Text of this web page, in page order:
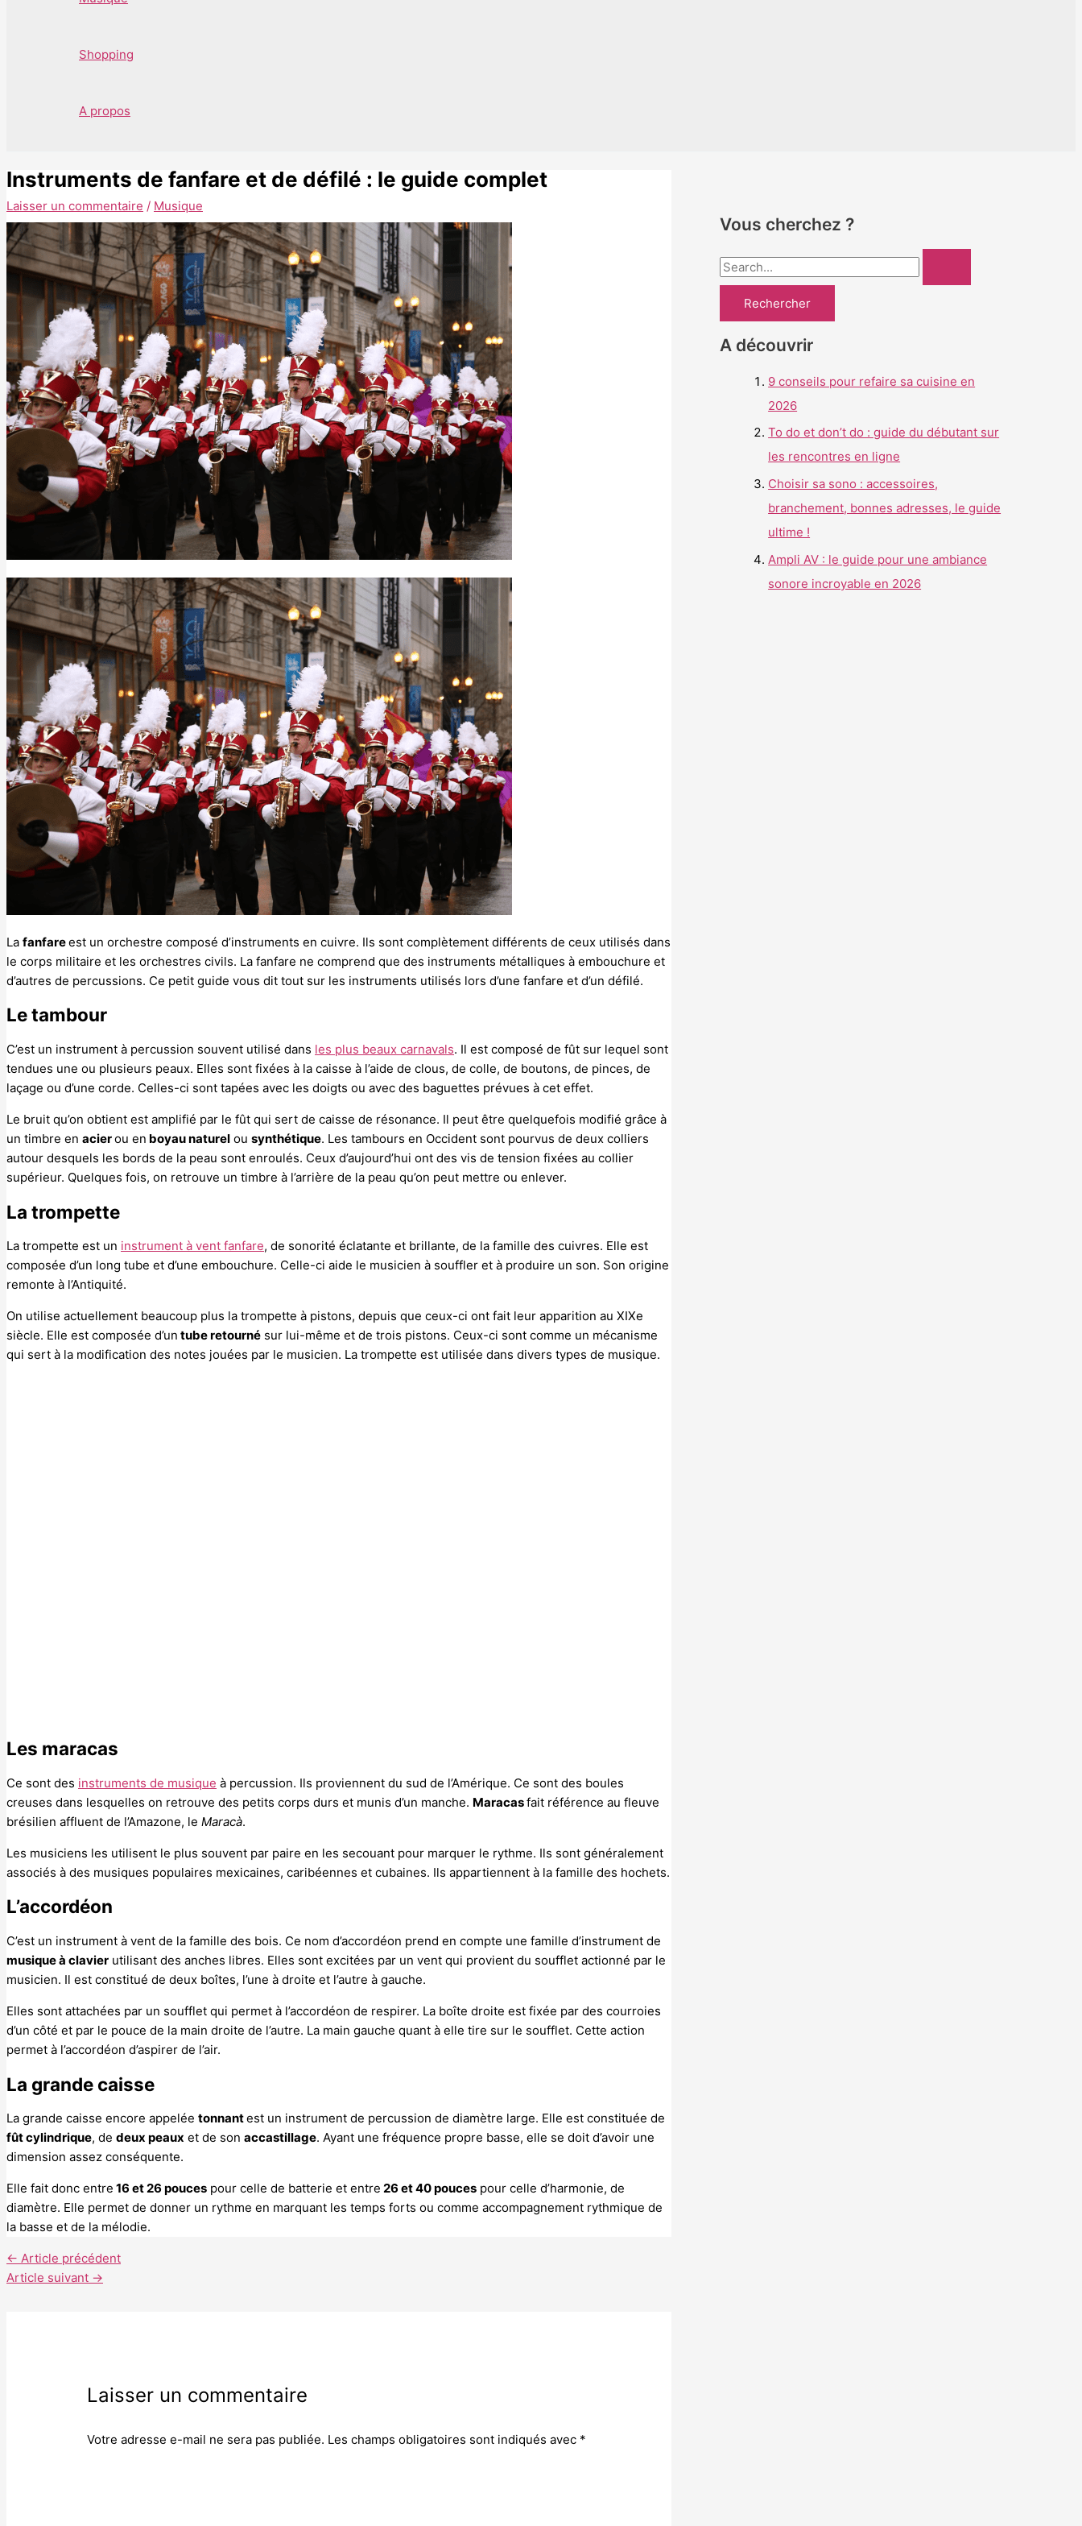
Shopping
A propos
Instruments de fanfare et de défilé : le guide complet
Laisser un commentaire / Musique
La fanfareest un orchestre composé d’instruments en cuivre. Ils sont complètement différents de ceux utilisés dans
le corps militaire et les orchestres civils. La fanfare ne comprend que des instruments métalliques à embouchure et
d’autres de percussions. Ce petit guide vous dit tout sur les instruments utilisés lors d’une fanfare et d’un défilé.
Le tambour
C’est un instrument à percussion souvent utilisé dans les plus beaux carnavals. Il est composé de fût sur lequel sont
tendues une ou plusieurs peaux. Elles sont fixées à la caisse à l’aide de clous, de colle, de boutons, de pinces, de
laçage ou d’une corde. Celles-ci sont tapées avec les doigts ou avec des baguettes prévues à cet effet.
Le bruit qu’on obtient est amplifié par le fût qui sert de caisse de résonance. Il peut être quelquefois modifié grâce à
un timbre en acierou en boyau naturel ou synthétique. Les tambours en Occident sont pourvus de deux colliers
autour desquels les bords de la peau sont enroulés. Ceux d’aujourd’hui ont des vis de tension fixées au collier
supérieur. Quelques fois, on retrouve un timbre à l’arrière de la peau qu’on peut mettre ou enlever.
La trompette
La trompette est un instrument à vent fanfare, de sonorité éclatante et brillante, de la famille des cuivres. Elle est
composée d’un long tube et d’une embouchure. Celle-ci aide le musicien à souffler et à produire un son. Son origine
remonte à l’Antiquité.
On utilise actuellement beaucoup plus la trompette à pistons, depuis que ceux-ci ont fait leur apparition au XIXe
siècle. Elle est composée d’un tube retourné sur lui-même et de trois pistons. Ceux-ci sont comme un mécanisme
qui sert à la modification des notes jouées par le musicien. La trompette est utilisée dans divers types de musique.
Les maracas
Ce sont des instruments de musique à percussion. Ils proviennent du sud de l’Amérique. Ce sont des boules
creuses dans lesquelles on retrouve des petits corps durs et munis d’un manche. Maracasfait référence au fleuve
brésilien affluent de l’Amazone, le Maracà.
Les musiciens les utilisent le plus souvent par paire en les secouant pour marquer le rythme. Ils sont généralement
associés à des musiques populaires mexicaines, caribéennes et cubaines. Ils appartiennent à la famille des hochets.
L’accordéon
C’est un instrument à vent de la famille des bois. Ce nom d’accordéon prend en compte une famille d’instrument de
musique à clavier utilisant des anches libres. Elles sont excitées par un vent qui provient du soufflet actionné par le
musicien. Il est constitué de deux boîtes, l’une à droite et l’autre à gauche.
Elles sont attachées par un soufflet qui permet à l’accordéon de respirer. La boîte droite est fixée par des courroies
d’un côté et par le pouce de la main droite de l’autre. La main gauche quant à elle tire sur le soufflet. Cette action
permet à l’accordéon d’aspirer de l’air.
La grande caisse
La grande caisse encore appelée tonnantest un instrument de percussion de diamètre large. Elle est constituée de
fût cylindrique, de deux peaux et de son accastillage. Ayant une fréquence propre basse, elle se doit d’avoir une
dimension assez conséquente.
Elle fait donc entre 16 et 26 pouces pour celle de batterie et entre 26 et 40 pouces pour celle d’harmonie, de
diamètre. Elle permet de donner un rythme en marquant les temps forts ou comme accompagnement rythmique de
la basse et de la mélodie.
← Article précédent
Article suivant →
Laisser un commentaire
Votre adresse e-mail ne sera pas publiée. Les champs obligatoires sont indiqués avec *
Vous cherchez ?
R
e
e
A découvrir
9 conseils pour refaire sa cuisine en
2026
To do et don’t do : guide du débutant sur
les rencontres en ligne
Choisir sa sono : accessoires,
branchement, bonnes adresses, le guide
ultime !
Ampli AV : le guide pour une ambiance
sonore incroyable en 2026